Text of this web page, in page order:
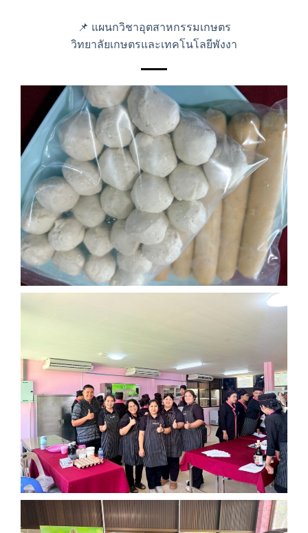
📌 แผนกวิชาอุตสาหกรรมเกษตร
วิทยาลัยเกษตรและเทคโนโลยีพังงา